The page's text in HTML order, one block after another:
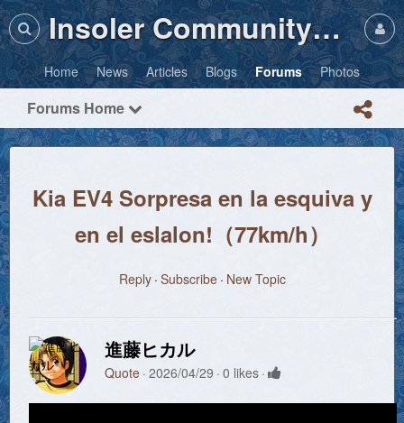
Insoler Community・Photos
Home News Articles Blogs Forums Photos
Forums Home
Kia EV4 Sorpresa en la esquiva y
en el eslalon!（77km/h）
Reply Subscribe New Topic
進藤ヒカル
Quote 2026/04/29 0 likes